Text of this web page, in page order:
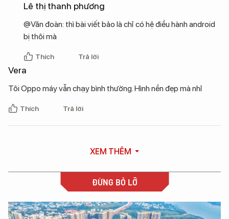
Lê thị thanh phương
@Văn đoàn: thì bài viết bảo là chỉ có hệ điều hành android
bị thôi mà
Thích Trả lời
Vera
Tôi Oppo máy vẫn chạy bình thường. Hình nền đẹp mà nhỉ
Thích Trả lời
XEM THÊM
ĐỪNG BỎ LỠ